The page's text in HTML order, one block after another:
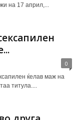
на 17 април,...
0
ќелав маж на
титула....